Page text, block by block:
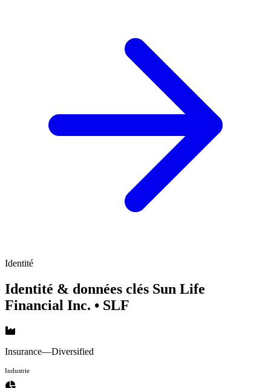
Identité
Identité & données clés Sun Life
Financial Inc. • SLF
Insurance—Diversified
Industrie